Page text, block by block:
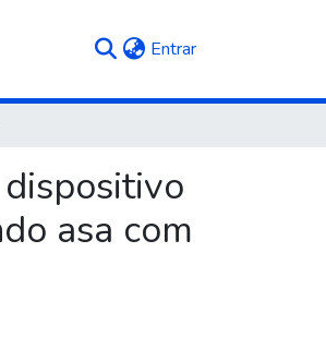
Entrar(current)
asa com